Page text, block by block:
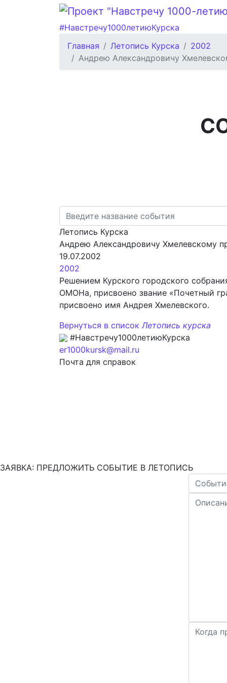
#Навстречу1000летиюКурска
Главная Летопись Курска
2002
Андрею Александровичу
Летопись Курска
Андрею Александровичу Хмелевскому
19.07.2002
2002
Решением Курского городского
ОМОНа, присвоено звание «Почетный
присвоено имя Андрея Хмелевского.
Вернуться в список Летопись курска
#Навстречу1000летиюКурска
er1000kursk@mail.ru
Почта для справок
ЗАЯВКА: ПРЕДЛОЖИТЬ СОБЫТИЕ В ЛЕТОПИСЬ